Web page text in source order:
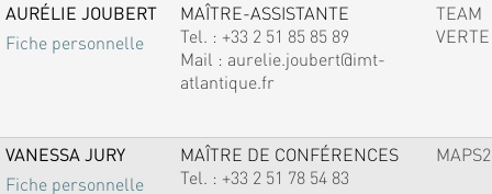
AURÉLIE JOUBERT
Fiche personnelle
MAÎTRE-ASSISTANTE
Tel. : +33 2 51 85 85 89
Mail : aurelie.joubert@imt-
atlantique.fr
TEAM
VERTE
VANESSA JURY
Fiche personnelle
MAÎTRE DE CONFÉRENCES
Tel. : +33 2 51 78 54 83
MAPS2